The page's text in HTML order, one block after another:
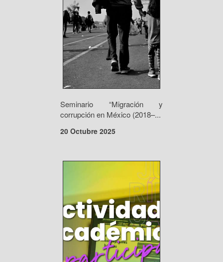
Seminario “Migración y
corrupción en México (2018–...
20 Octubre 2025